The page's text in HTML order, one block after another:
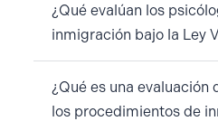
¿Qué evalúan los
inmigración bajo la Ley
¿Qué es una
los procedimientos de